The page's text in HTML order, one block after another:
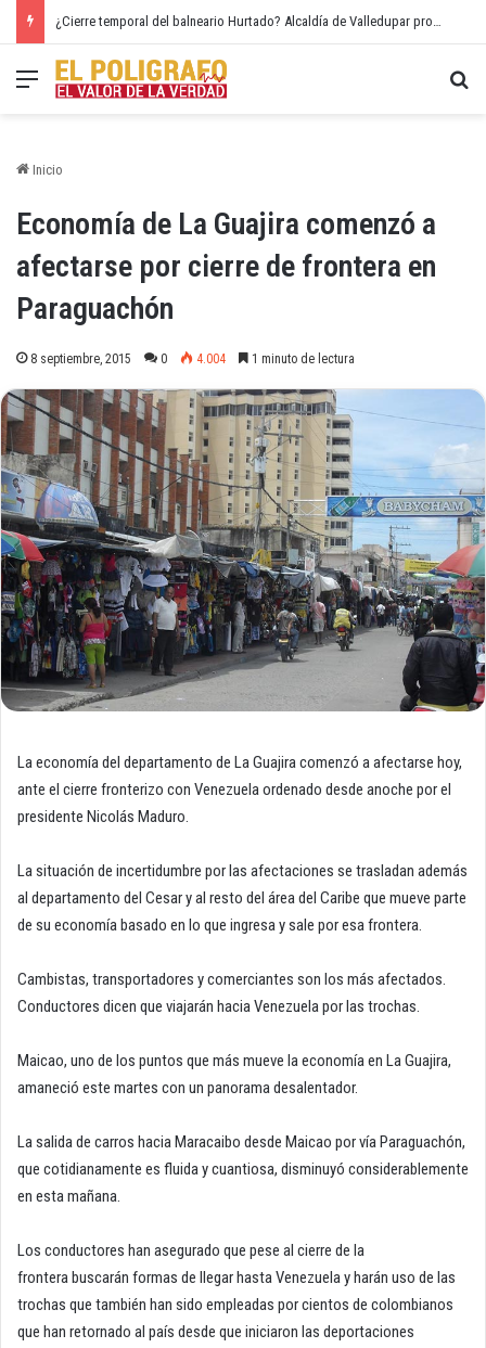
¿Cierre temporal del balneario Hurtado? Alcaldía de Valledupar propone recuperar el río Guatapurí
Menú
Inicio
Economía de La Guajira comenzó a
afectarse por cierre de frontera en
Paraguachón
8 septiembre, 2015 0 4.004 1 minuto de lectura
La economía del departamento de La Guajira comenzó a afectarse hoy,
ante el cierre fronterizo con Venezuela ordenado desde anoche por el
presidente Nicolás Maduro.
La situación de incertidumbre por las afectaciones se trasladan además
al departamento del Cesar y al resto del área del Caribe que mueve parte
de su economía basado en lo que ingresa y sale por esa frontera.
Cambistas, transportadores y comerciantes son los más afectados.
Conductores dicen que viajarán hacia Venezuela por las trochas.
Maicao, uno de los puntos que más mueve la economía en La Guajira,
amaneció este martes con un panorama desalentador.
La salida de carros hacia Maracaibo desde Maicao por vía Paraguachón,
que cotidianamente es fluida y cuantiosa, disminuyó considerablemente
en esta mañana.
Los conductores han asegurado que pese al cierre de la
frontera buscarán formas de llegar hasta Venezuela y harán uso de las
trochas que también han sido empleadas por cientos de colombianos
que han retornado al país desde que iniciaron las deportaciones